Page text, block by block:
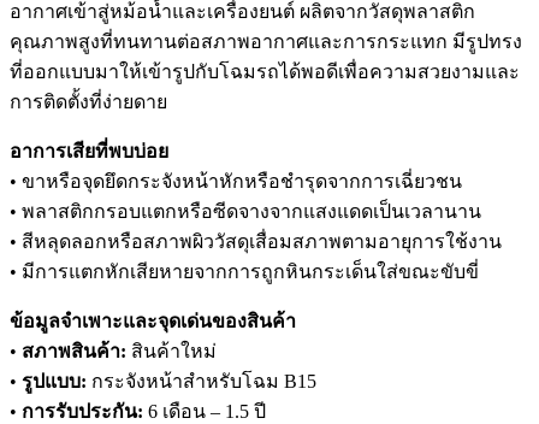
อากาศเข้าสู่หม้อน้ำและเครื่องยนต์ ผลิตจากวัสดุพลาสติก
คุณภาพสูงที่ทนทานต่อสภาพอากาศและการกระแทก มีรูปทรง
ที่ออกแบบมาให้เข้ารูปกับโฉมรถได้พอดีเพื่อความสวยงามและ
การติดตั้งที่ง่ายดาย
อาการเสียที่พบบ่อย
• ขาหรือจุดยึดกระจังหน้าหักหรือชำรุดจากการเฉี่ยวชน
• พลาสติกกรอบแตกหรือซีดจางจากแสงแดดเป็นเวลานาน
• สีหลุดลอกหรือสภาพผิววัสดุเสื่อมสภาพตามอายุการใช้งาน
• มีการแตกหักเสียหายจากการถูกหินกระเด็นใส่ขณะขับขี่
ข้อมูลจำเพาะและจุดเด่นของสินค้า
• สภาพสินค้า: สินค้าใหม่
• รูปแบบ: กระจังหน้าสำหรับโฉม B15
• การรับประกัน: 6 เดือน – 1.5 ปี